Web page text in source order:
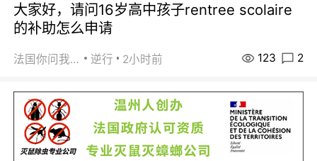
大家好，请问16岁高中孩子rentree scolaire
的补助怎么申请
法国你问我答 逆行 2小时前 123 2